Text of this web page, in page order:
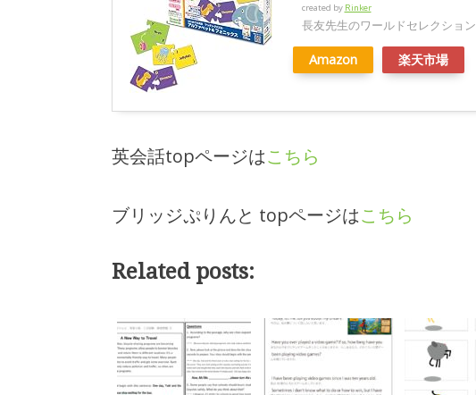
created by Rinker
長友先生のワールドセレクション
Amazon 楽天市場
英会話topページはこちら
ブリッジぷりんと topページはこちら
Related posts: